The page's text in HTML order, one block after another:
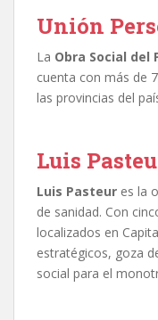
Unión
La Obra Social del
cuenta con más de
las provincias del
Luis
Luis Pasteur es la
de sanidad. Con
localizados en
estratégicos, goza
social para el